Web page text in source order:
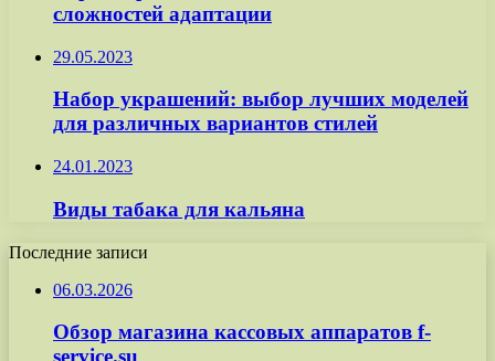
сложностей адаптации
29.05.2023
Набор украшений: выбор лучших моделей
для различных вариантов стилей
24.01.2023
Виды табака для кальяна
Последние записи
06.03.2026
Обзор магазина кассовых аппаратов f-
service.su